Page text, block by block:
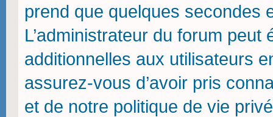
prend que quelques secondes
L’administrateur du forum
additionnelles aux utilisateurs
assurez-vous d’avoir pris
et de notre politique de vie